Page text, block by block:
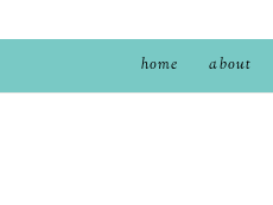
home about